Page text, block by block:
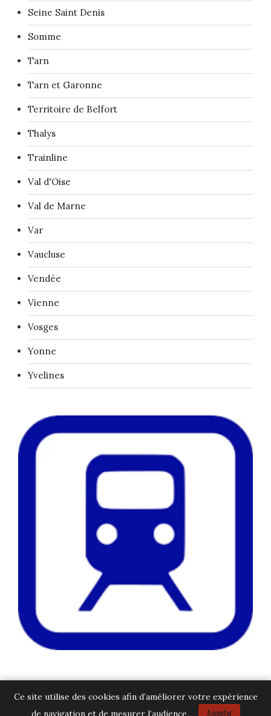
Seine Saint Denis
Somme
Tarn
Tarn et Garonne
Territoire de Belfort
Thalys
Trainline
Val d'Oise
Val de Marne
Var
Vaucluse
Vendée
Vienne
Vosges
Yonne
Yvelines
Ce site utilise des cookies afin d’améliorer votre expérience
de navigation et de mesurer l’audience.
Accepter